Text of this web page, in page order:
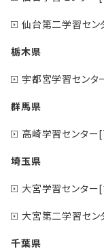
仙台第二学習セン
栃木県
宇都宮学習セン
群馬県
高崎学習センター
埼玉県
大宮学習センター
大宮第二学習セン
千葉県